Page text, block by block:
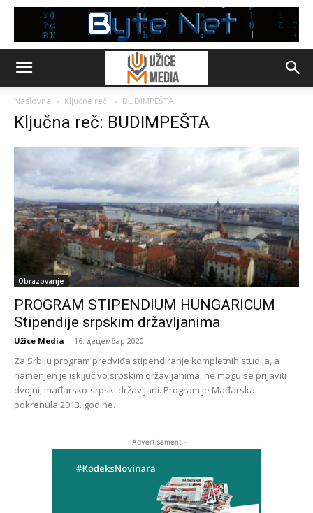
Naslovna Ključne reči BUDIMPEŠTA
Ključna reč: BUDIMPEŠTA
Obrazovanje
PROGRAM STIPENDIUM HUNGARICUM
Stipendije srpskim državljanima
Užice Media - 16. децембар 2020.
Za Srbiju program predviđa stipendiranje kompletnih studija, a
namenjen je isključivo srpskim državljanima, ne mogu se prijaviti
dvojni, mađarsko-srpski državljani. Program je Mađarska
pokrenula 2013. godine.
- Advertisement -